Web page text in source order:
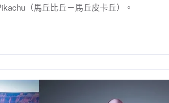
（馬丘比丘－馬丘皮卡丘）。